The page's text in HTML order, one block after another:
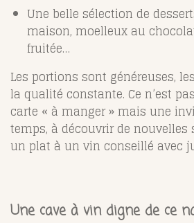
Une belle sélection de
maison, moelleux au
fruitée…
Les portions sont généreuses,
la qualité constante. Ce n’est
carte « à manger » mais une
temps, à découvrir de nouvelles
un plat à un vin conseillé avec
Une cave à vin digne de ce